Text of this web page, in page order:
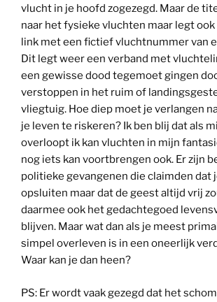
vlucht in je hoofd zogezegd. Maar de
naar het fysieke vluchten maar legt
link met een fictief vluchtnummer van
Dit legt weer een verband met
een gewisse dood tegemoet gingen
verstoppen in het ruim of
vliegtuig. Hoe diep moet je verlangen
je leven te riskeren? Ik ben blij dat als
overloopt ik kan vluchten in mijn
nog iets kan voortbrengen ook. Er zijn
politieke gevangenen die claimden dat
opsluiten maar dat de geest altijd vrij
daarmee ook het gedachtegoed
blijven. Maar wat dan als je meest
simpel overleven is in een oneerlijk
Waar kan je dan heen?
PS: Er wordt vaak gezegd dat het